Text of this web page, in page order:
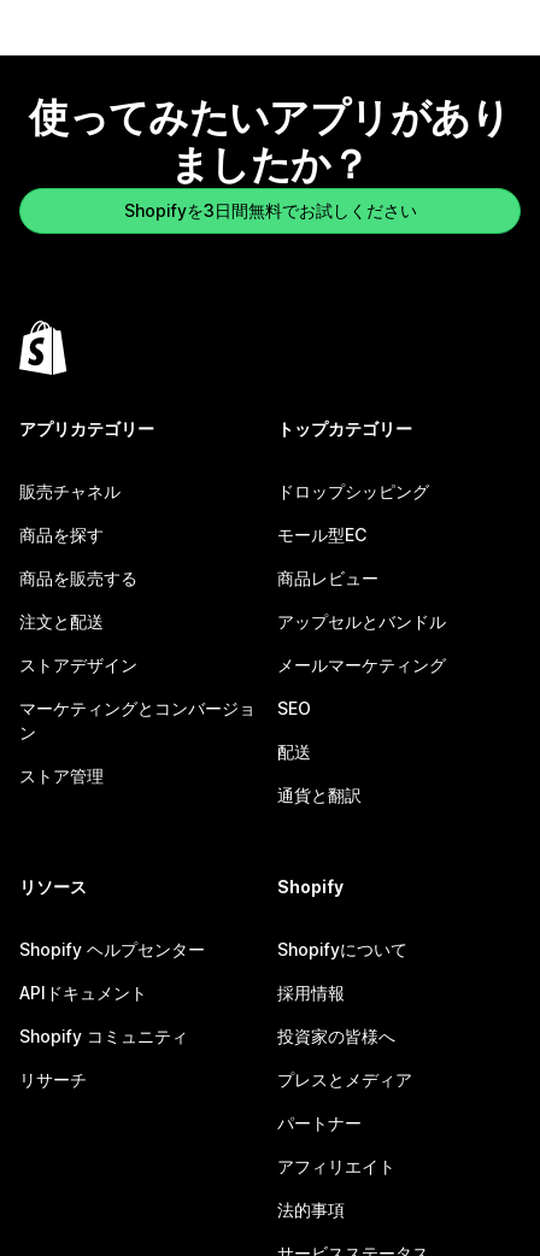
使ってみたいアプリがあり
ましたか？
Shopifyを3日間無料でお試しください
アプリカテゴリー
販売チャネル
商品を探す
商品を販売する
注文と配送
ストアデザイン
マーケティングとコンバージョ
ン
ストア管理
トップカテゴリー
ドロップシッピング
モール型EC
商品レビュー
アップセルとバンドル
メールマーケティング
SEO
配送
通貨と翻訳
リソース
Shopify ヘルプセンター
APIドキュメント
Shopify コミュニティ
リサーチ
Shopify
Shopifyについて
採用情報
投資家の皆様へ
プレスとメディア
パートナー
アフィリエイト
法的事項